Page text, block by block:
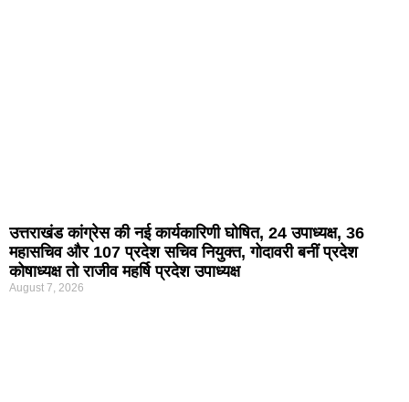
उत्तराखंड कांग्रेस की नई कार्यकारिणी घोषित, 24 उपाध्यक्ष, 36
महासचिव और 107 प्रदेश सचिव नियुक्त, गोदावरी बनीं प्रदेश
कोषाध्यक्ष तो राजीव महर्षि प्रदेश उपाध्यक्ष
August 7, 2026